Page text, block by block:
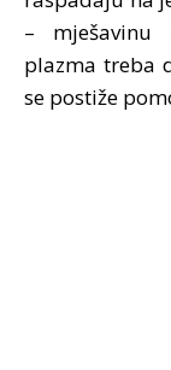
– mješavinu
plazma treba
se postiže